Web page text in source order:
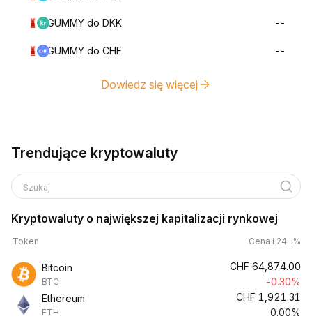
GUMMY do DKK --
GUMMY do CHF --
Dowiedz się więcej
Trendujące kryptowaluty
Szukaj
Kryptowaluty o największej kapitalizacji rynkowej
Token Cena i 24H%
Bitcoin
BTC
CHF 64,874.00
-0.30%
Ethereum
ETH
CHF 1,921.31
0.00%